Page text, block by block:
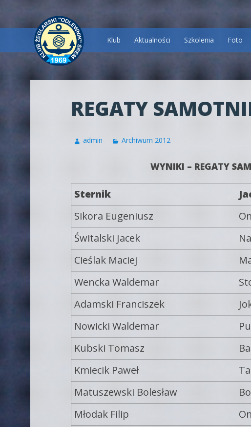
Przeskocz
do
treści
Klub Aktualności Szkolenia Foto
REGATY
admin Archiwum 2012
WYNIKI – REGATY
Sternik
Sikora Eugeniusz
Świtalski Jacek
Cieślak Maciej
Wencka Waldemar
Adamski Franciszek
Nowicki Waldemar
Kubski Tomasz
Kmiecik Paweł
Matuszewski Bolesław
Młodak Filip